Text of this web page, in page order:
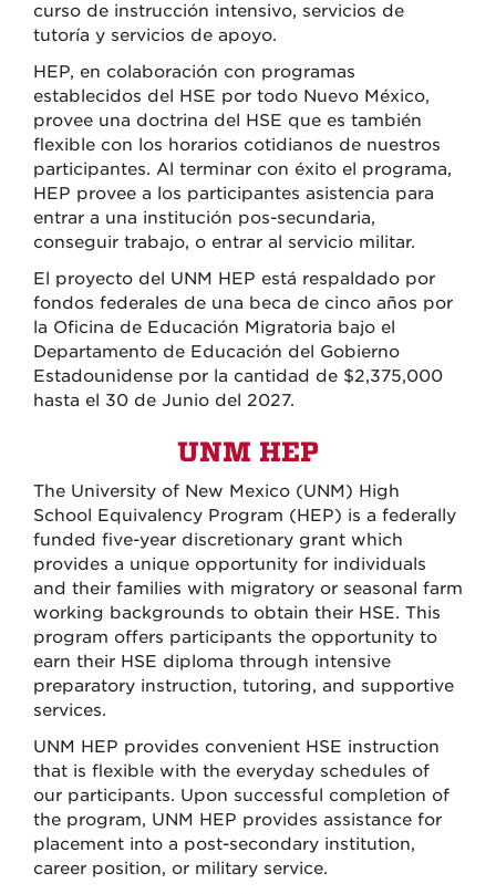
curso de instrucción intensivo, servicios de
tutoría y servicios de apoyo.
HEP, en colaboración con programas
establecidos del HSE por todo Nuevo México,
provee una doctrina del HSE que es también
flexible con los horarios cotidianos de nuestros
participantes. Al terminar con éxito el programa,
HEP provee a los participantes asistencia para
entrar a una institución pos-secundaria,
conseguir trabajo, o entrar al servicio militar.
El proyecto del UNM HEP está respaldado por
fondos federales de una beca de cinco años por
la Oficina de Educación Migratoria bajo el
Departamento de Educación del Gobierno
Estadounidense por la cantidad de $2,375,000
hasta el 30 de Junio del 2027.
UNM HEP
The University of New Mexico (UNM) High
School Equivalency Program (HEP) is a federally
funded five-year discretionary grant which
provides a unique opportunity for individuals
and their families with migratory or seasonal farm
working backgrounds to obtain their HSE. This
program offers participants the opportunity to
earn their HSE diploma through intensive
preparatory instruction, tutoring, and supportive
services.
UNM HEP provides convenient HSE instruction
that is flexible with the everyday schedules of
our participants. Upon successful completion of
the program, UNM HEP provides assistance for
placement into a post-secondary institution,
career position, or military service.